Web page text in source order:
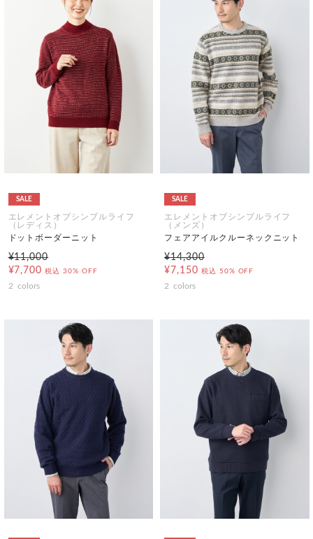
SALE
エレメントオブシンプルライフ
（レディス）
ドットボーダーニット
¥11,000
¥7,700 税込 30% OFF
2 colors
SALE
エレメントオブシンプルライフ
（メンズ）
フェアアイルクルーネックニット
¥14,300
¥7,150 税込 50% OFF
2 colors